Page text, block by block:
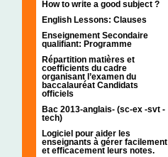
How to write a good subject ?
English Lessons: Clauses
Enseignement Secondaire
qualifiant: Programme
Répartition matières et
coefficients du cadre
organisant l’examen du
baccalauréat Candidats
officiels
Bac 2013-anglais- (sc-ex -svt -
tech)
Logiciel pour aider les
enseignants à gérer facilement
et efficacement leurs notes.